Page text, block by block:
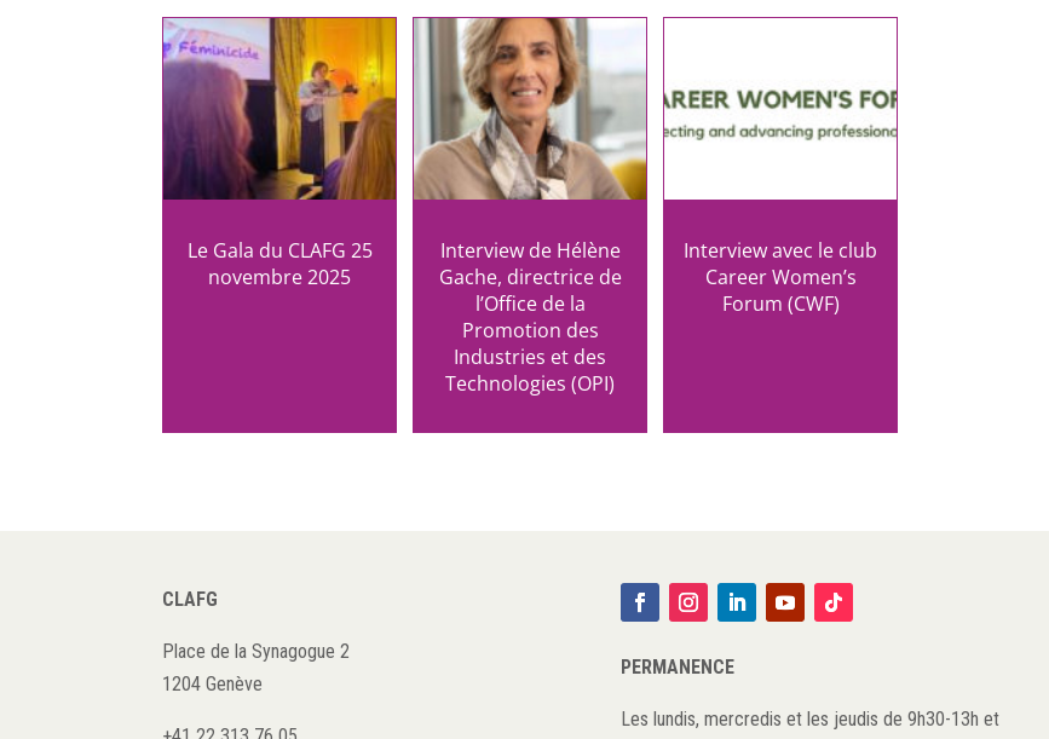
Le Gala du CLAFG 25
novembre 2025
Interview de Hélène
Gache, directrice de
l’Office de la
Promotion des
Industries et des
Technologies (OPI)
Interview avec le club
Career Women’s
Forum (CWF)
CLAFG
Place de la Synagogue 2
1204 Genève
PERMANENCE
Les lundis, mercredis et les jeudis de 9h30-13h et